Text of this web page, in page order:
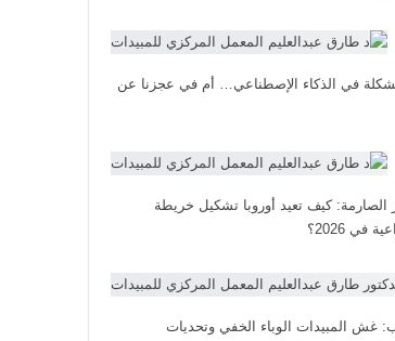
في الذكاء الإصطناعي… أم في عجزنا عن
الصارمة: كيف تعيد أوروبا تشكيل خريطة
في 2026؟
غش المبيدات الوباء الخفي وتحديات